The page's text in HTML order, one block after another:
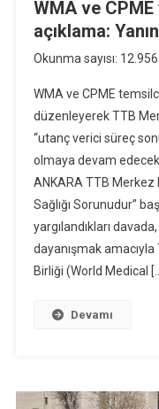
WMA ve
açıklama:
Okunma sayısı: 12.956
WMA ve CPME
düzenleyerek TTB
“utanç verici süreç
olmaya devam
ANKARA TTB Merkez
Sağlığı Sorunudur”
yargılandıkları
dayanışmak
Birliği (World Medical
Devamı